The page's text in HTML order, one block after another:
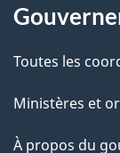
i
l
s
d
propos
de
ce
site
Toutes les
Ministères et
À propos du